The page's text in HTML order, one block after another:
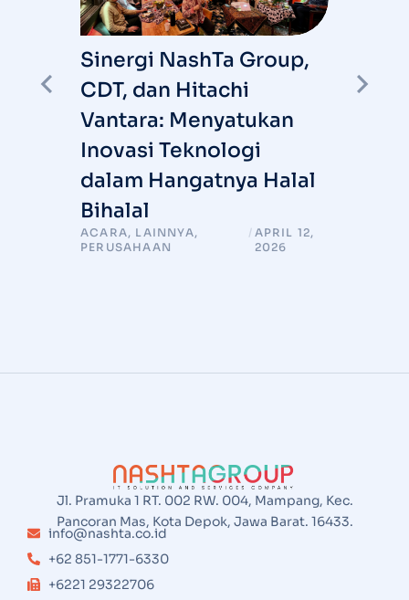
Sinergi NashTa Group,
CDT, dan Hitachi
Vantara: Menyatukan
Inovasi Teknologi
dalam Hangatnya Halal
Bihalal
ACARA, LAINNYA,
PERUSAHAAN
/ APRIL 12,
2026
Jl. Pramuka 1 RT. 002 RW. 004, Mampang, Kec.
Pancoran Mas, Kota Depok, Jawa Barat. 16433.
info@nashta.co.id
+62 851-1771-6330
+6221 29322706